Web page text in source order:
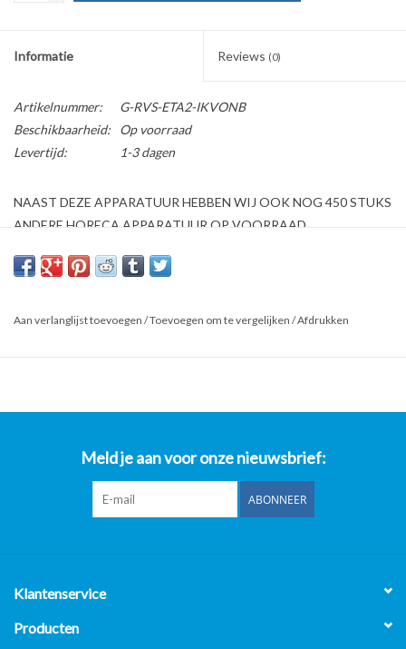
Informatie Reviews (0)
Artikelnummer:
G-RVS-ETA2-IKVONB
Beschikbaarheid:
Op voorraad
Levertijd:
1-3 dagen
NAAST DEZE APPARATUUR HEBBEN WIJ OOK NOG 450 STUKS
ANDERE HORECA APPARATUUR OP VOORRAAD
Kijk ook op onze website horecaprofessionalcenter punt nl, om
direct te kunnen bestellen.
Nijverheidsweg-Noord 119
3812 PL Amersfoort
Aan verlanglijst toevoegen /Toevoegen om te vergelijken /Afdrukken
Meld je aan voor onze nieuwsbrief:
ABONNEER
Klantenservice
Producten